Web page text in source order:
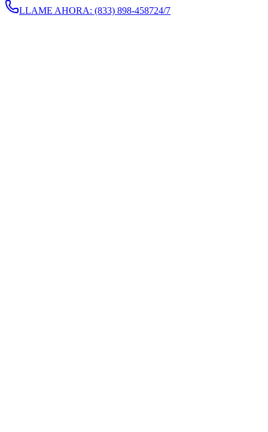
LLAME AHORA: (833) 898-458724/7